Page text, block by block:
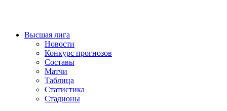
Высшая лига
Новости
Конкурс прогнозов
Составы
Матчи
Таблица
Статистика
Стадионы